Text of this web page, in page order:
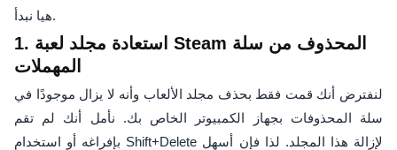
هيا نبدأ.
1. استعادة مجلد لعبة Steam المحذوف من سلة
المهملات
لنفترض أنك قمت فقط بحذف مجلد الألعاب وأنه لا يزال موجودًا في
سلة المحذوفات بجهاز الكمبيوتر الخاص بك. نأمل أنك لم تقم
بإفراغه أو استخدام Shift+Delete لإزالة هذا المجلد. لذا فإن أسهل